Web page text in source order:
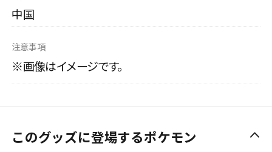
中国
注意事項
※画像はイメージです。
このグッズに登場するポケモン